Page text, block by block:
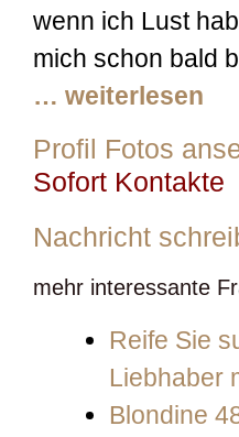
wenn ich Lust
mich schon bald
… weiterlesen
Profil Fotos
Sofort Kontakte
Nachricht
mehr interessante
Reife Sie
Liebhaber
Blondine